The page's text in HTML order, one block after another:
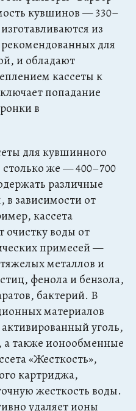
кувшинов — 330–
из
для
и обладают
кассеты к
попадание
в
для кувшинного
же — 400–700
различные
зависимости от
кассета
очистку воды от
примесей —
металлов и
фенола и бензола,
бактерий. В
материалов
уголь,
а также ионообменные
«Жесткость»,
картриджа,
жесткость воды.
удаляет ионы